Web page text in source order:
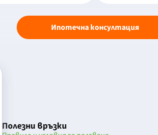
Ипотечна консултация
Полезни връзки